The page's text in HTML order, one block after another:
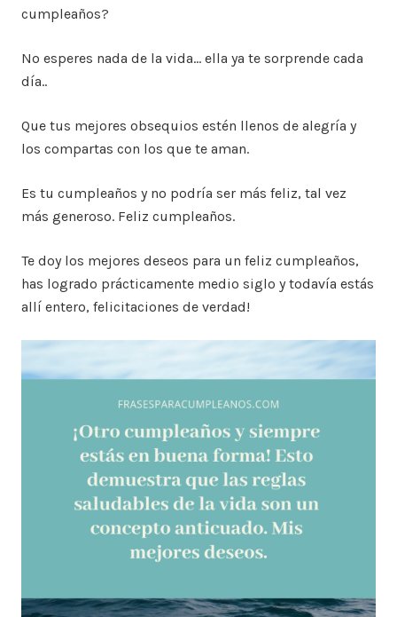
cumpleaños?
No esperes nada de la vida… ella ya te sorprende cada
día..
Que tus mejores obsequios estén llenos de alegría y
los compartas con los que te aman.
Es tu cumpleaños y no podría ser más feliz, tal vez
más generoso. Feliz cumpleaños.
Te doy los mejores deseos para un feliz cumpleaños,
has logrado prácticamente medio siglo y todavía estás
allí entero, felicitaciones de verdad!